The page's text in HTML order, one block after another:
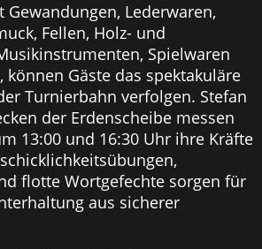
Lederwaren,
Fellen, Holz- und
Spielwaren
Gäste das spektakuläre
Turnierbahn verfolgen. Stefan
der Erdenscheibe messen
13:00 und 16:30 Uhr ihre Kräfte
flotte Wortgefechte sorgen für
aus sicherer